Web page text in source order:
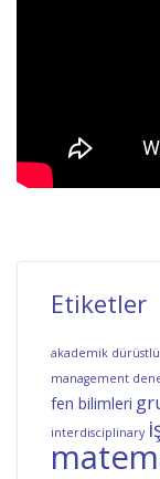
Etiketler
akademik
management
fen bilimleri
interdisciplinary